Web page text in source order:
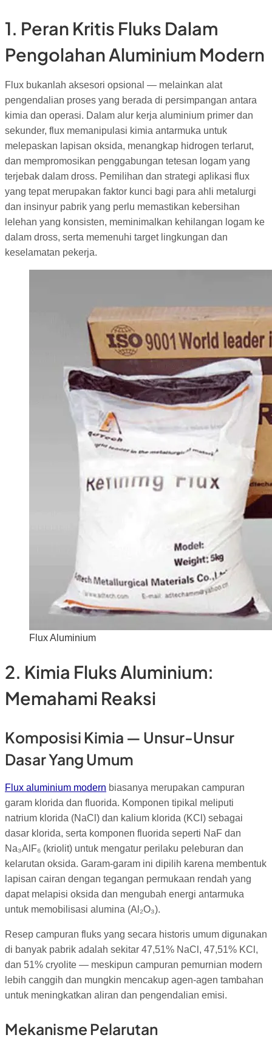
1. Peran Kritis Fluks Dalam
Pengolahan Aluminium Modern
Flux bukanlah aksesori opsional — melainkan alat
pengendalian proses yang berada di persimpangan antara
kimia dan operasi. Dalam alur kerja aluminium primer dan
sekunder, flux memanipulasi kimia antarmuka untuk
melepaskan lapisan oksida, menangkap hidrogen terlarut,
dan mempromosikan penggabungan tetesan logam yang
terjebak dalam dross. Pemilihan dan strategi aplikasi flux
yang tepat merupakan faktor kunci bagi para ahli metalurgi
dan insinyur pabrik yang perlu memastikan kebersihan
lelehan yang konsisten, meminimalkan kehilangan logam ke
dalam dross, serta memenuhi target lingkungan dan
keselamatan pekerja.
Flux Aluminium
2. Kimia Fluks Aluminium:
Memahami Reaksi
Komposisi Kimia — Unsur-Unsur
Dasar Yang Umum
Flux aluminium modern biasanya merupakan campuran
garam klorida dan fluorida. Komponen tipikal meliputi
natrium klorida (NaCl) dan kalium klorida (KCl) sebagai
dasar klorida, serta komponen fluorida seperti NaF dan
Na₃AlF₆ (kriolit) untuk mengatur perilaku peleburan dan
kelarutan oksida. Garam-garam ini dipilih karena membentuk
lapisan cairan dengan tegangan permukaan rendah yang
dapat melapisi oksida dan mengubah energi antarmuka
untuk memobilisasi alumina (Al₂O₃).
Resep campuran fluks yang secara historis umum digunakan
di banyak pabrik adalah sekitar 47,51% NaCl, 47,51% KCl,
dan 51% cryolite — meskipun campuran pemurnian modern
lebih canggih dan mungkin mencakup agen-agen tambahan
untuk meningkatkan aliran dan pengendalian emisi.
Mekanisme Pelarutan